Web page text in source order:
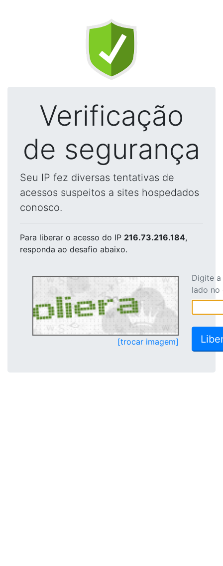
Verificação
de segurança
Seu IP fez diversas tentativas de
acessos suspeitos a sites hospedados
conosco.
Para liberar o acesso do IP 216.73.216.184,
responda ao desafio abaixo.
[trocar imagem]
Digite
lado no